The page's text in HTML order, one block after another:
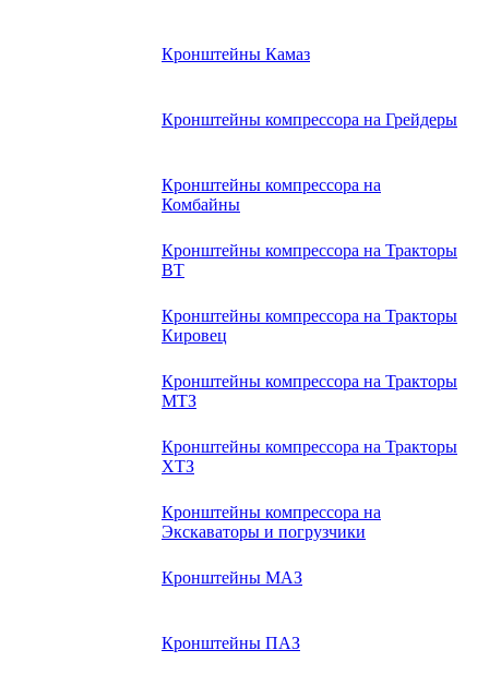
Кронштейны Камаз
Кронштейны компрессора на Грейдеры
Кронштейны компрессора на
Комбайны
Кронштейны компрессора на Тракторы
ВТ
Кронштейны компрессора на Тракторы
Кировец
Кронштейны компрессора на Тракторы
МТЗ
Кронштейны компрессора на Тракторы
ХТЗ
Кронштейны компрессора на
Экскаваторы и погрузчики
Кронштейны МАЗ
Кронштейны ПАЗ